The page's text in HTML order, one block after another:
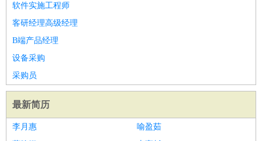
软件实施工程师
客研经理高级经理
B端产品经理
设备采购
采购员
最新简历
李月惠
喻盈茹